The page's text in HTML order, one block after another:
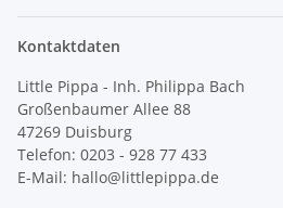
Kontaktdaten
Little Pippa - Inh. Philippa Bach
Großenbaumer Allee 88
47269 Duisburg
Telefon: 0203 - 928 77 433
E-Mail: hallo@littlepippa.de